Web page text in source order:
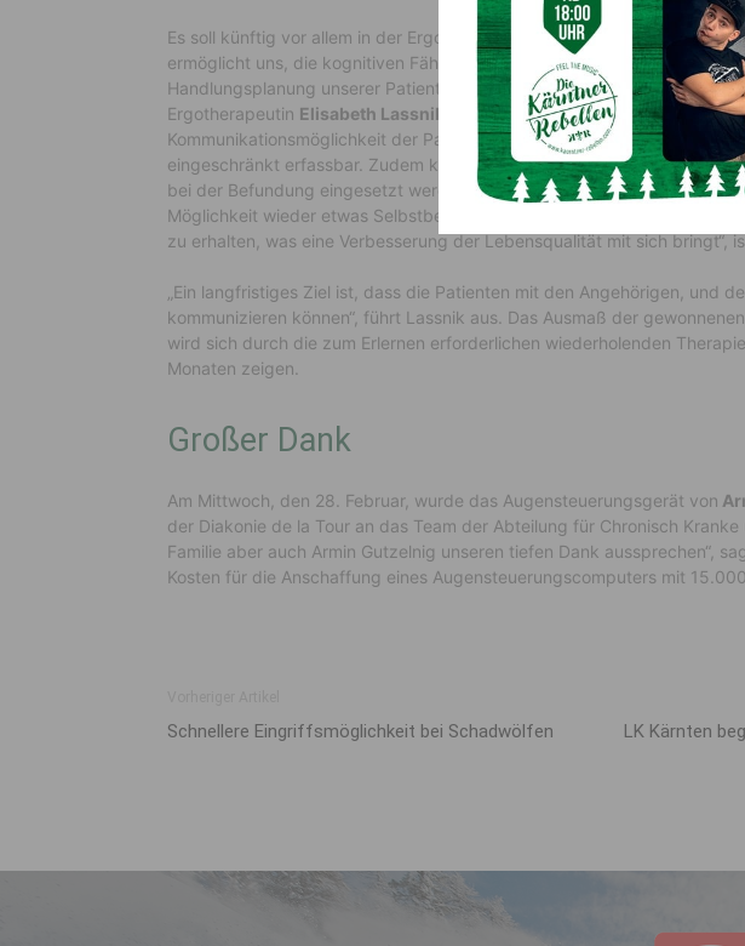
Es soll künftig vor allem in der Ergotherapie, aber auch in der Logopädie
ermöglicht uns, die kognitiven Fähigkeiten, das Merk- und
Handlungsplanung unserer Patienten noch besser erfassen und
Ergotherapeutin Elisabeth Lassnik
. Diese Fähigkeiten sind mangels
Kommunikationsmöglichkeit der Patienten bisher trotz großer Erfahrung
eingeschränkt erfassbar. Zudem kann das Augensteuerungsgerät
bei der Befundung eingesetzt werden kann. „Das Gerät eröffnet für
Möglichkeit wieder etwas Selbstbestimmung zu erfahren und im besten
zu erhalten, was eine Verbesserung der Lebensqualität mit sich bringt“,
„Ein langfristiges Ziel ist, dass die Patienten mit den Angehörigen, und
kommunizieren können“, führt Lassnik aus. Das Ausmaß der
wird sich durch die zum Erlernen erforderlichen wiederholenden
Monaten zeigen.
Großer Dank
Am Mittwoch, den 28. Februar, wurde das Augensteuerungsgerät von
der Diakonie de la Tour an das Team der Abteilung für Chronisch
Familie aber auch Armin Gutzelnig unseren tiefen Dank aussprechen“,
Kosten für die Anschaffung eines Augensteuerungscomputers mit
Schnellere Eingriffsmöglichkeit bei Schadwölfen
LK Kärnten